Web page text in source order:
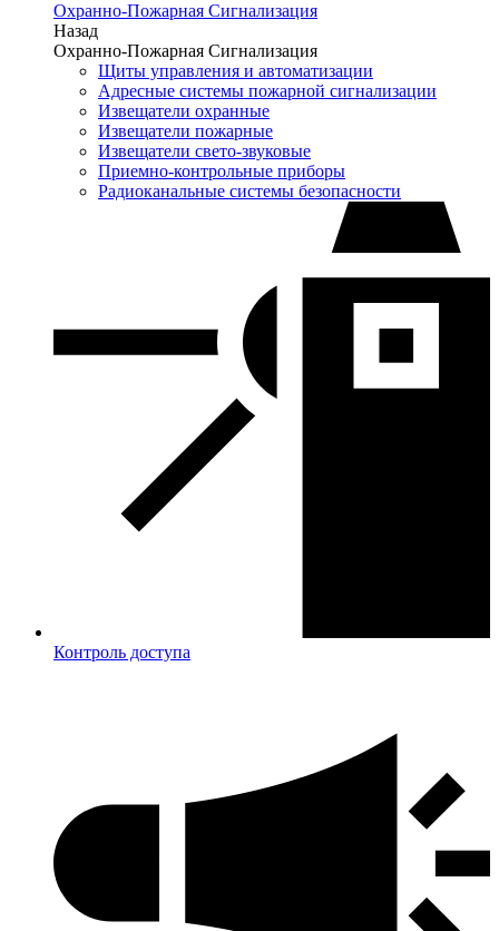
Охранно-Пожарная Сигнализация
Назад
Охранно-Пожарная Сигнализация
Щиты управления и автоматизации
Адресные системы пожарной сигнализации
Извещатели охранные
Извещатели пожарные
Извещатели свето-звуковые
Приемно-контрольные приборы
Радиоканальные системы безопасности
Контроль доступа